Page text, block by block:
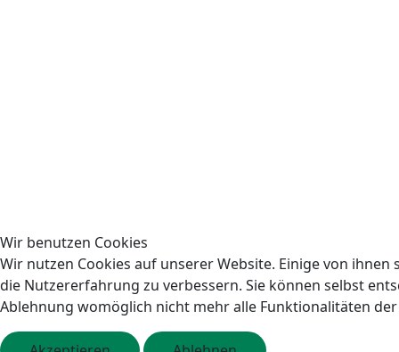
Wir benutzen Cookies
Wir nutzen Cookies auf unserer Website. Einige von
die Nutzererfahrung zu verbessern. Sie können selbst
Ablehnung womöglich nicht mehr alle Funktionalitäten